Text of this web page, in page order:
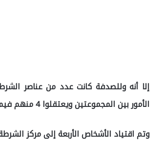
إلا أنه وللصدفة كانت عدد من عناصر
الأمور بين المجموعتين ويعتقلوا 4 منهم فيما فر الباقون من المكان.
وتم اقتياد الأشخاص الأربعة إلى مركز